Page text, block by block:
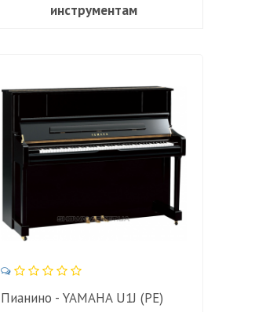
инструментам
Пианино - YAMAHA U1J (PE)